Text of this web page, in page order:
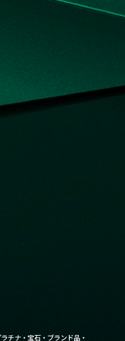
チナ・宝石・ブランド品・